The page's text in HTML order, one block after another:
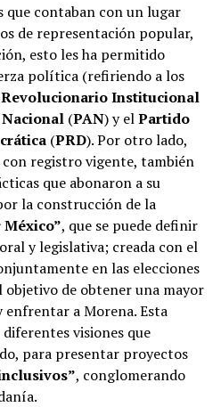
que contaban con un lugar
de representación popular,
esto les ha permitido
política (refiriendo a los
Institucional
(PAN) y elPartido
(PRD). Por otro lado,
registro vigente, también
que abonaron a su
la construcción de la
México”, que se puede definir
y legislativa; creada con el
en las elecciones
objetivo de obtener una mayor
a Morena. Esta
visiones que
para presentar proyectos
, conglomerando